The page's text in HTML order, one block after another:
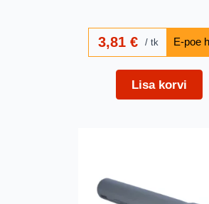
3,81€ tk
Lisa korvi